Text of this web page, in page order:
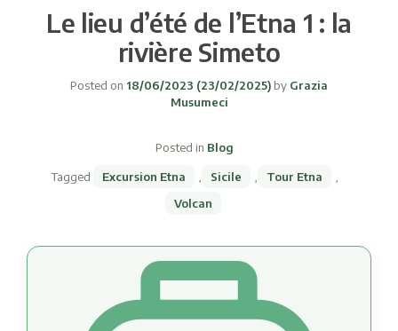
Le lieu d’été de l’Etna 1 : la
rivière Simeto
Posted on 18/06/2023 (23/02/2025) by Grazia
Musumeci
Posted in Blog
Tagged Excursion Etna Sicile Tour Etna
Volcan